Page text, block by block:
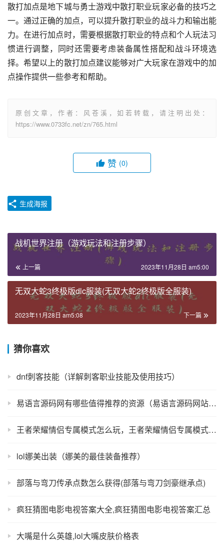
散打加点是地下城与勇士游戏中散打职业玩家必备的技巧之
一。通过正确的加点，可以提升散打职业的战斗力和输出能
力。在进行加点时，需要根据散打职业的特点和个人玩法习
惯进行调整，同时还需要考虑装备属性搭配和战斗环境选
择。希望以上的散打加点建议能够对广大玩家在游戏中的加
点操作提供一些参考和帮助。
原创文章，作者：风苍溪，如若转载，请注明出处：
https://www.0733fc.net/zn/765.html
赞 (0)
生成海报
战机世界注册（游戏玩法和注册步骤）
上一篇 2023年11月28日 am5:00
无双大蛇3终极版dlc服装(无双大蛇2终极版全服装)
下一篇
2023年11月28日 am5:08
猜你喜欢
dnf刺客技能（详解刺客职业技能及使用技巧）
易语言源码网有哪些值得推荐的资源（易语言源码网站推荐）
王者荣耀情侣专属模式怎么玩，王者荣耀情侣专属模式的玩法
lol娜美出装（娜美的最佳装备推荐）
部落与弯刀传承点数怎么获得(部落与弯刀剑豪继承点)
疯狂猜图电影电视答案大全,疯狂猜图电影电视答案汇总
大嘴是什么英雄,lol大嘴皮肤价格表